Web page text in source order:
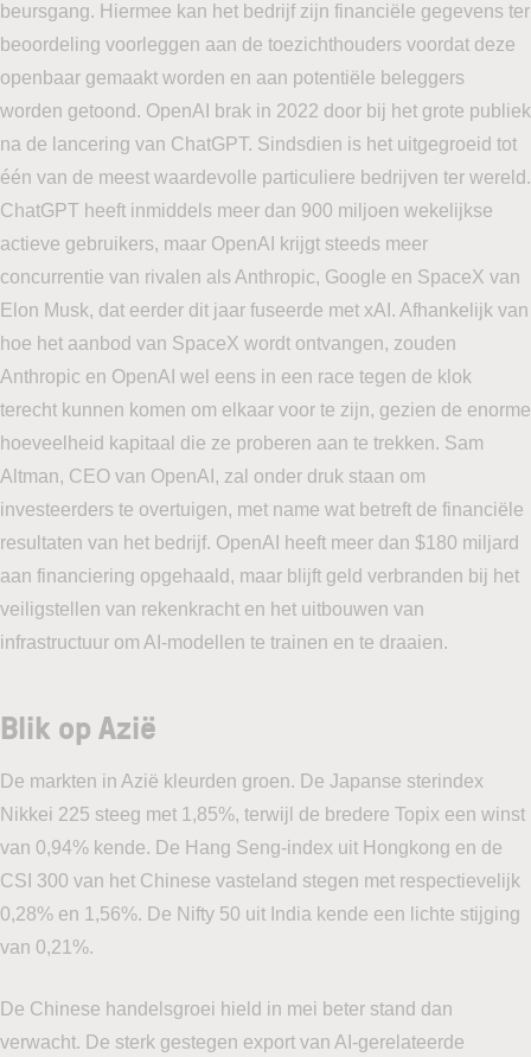
beursgang. Hiermee kan het bedrijf zijn financiële gegevens ter
beoordeling voorleggen aan de toezichthouders voordat deze
openbaar gemaakt worden en aan potentiële beleggers
worden getoond. OpenAI brak in 2022 door bij het grote publiek
na de lancering van ChatGPT. Sindsdien is het uitgegroeid tot
één van de meest waardevolle particuliere bedrijven ter wereld.
ChatGPT heeft inmiddels meer dan 900 miljoen wekelijkse
actieve gebruikers, maar OpenAI krijgt steeds meer
concurrentie van rivalen als Anthropic, Google en SpaceX van
Elon Musk, dat eerder dit jaar fuseerde met xAI. Afhankelijk van
hoe het aanbod van SpaceX wordt ontvangen, zouden
Anthropic en OpenAI wel eens in een race tegen de klok
terecht kunnen komen om elkaar voor te zijn, gezien de enorme
hoeveelheid kapitaal die ze proberen aan te trekken. Sam
Altman, CEO van OpenAI, zal onder druk staan om
investeerders te overtuigen, met name wat betreft de financiële
resultaten van het bedrijf. OpenAI heeft meer dan $180 miljard
aan financiering opgehaald, maar blijft geld verbranden bij het
veiligstellen van rekenkracht en het uitbouwen van
infrastructuur om AI-modellen te trainen en te draaien.
Blik op Azië
De markten in Azië kleurden groen. De Japanse sterindex
Nikkei 225 steeg met 1,85%, terwijl de bredere Topix een winst
van 0,94% kende. De Hang Seng-index uit Hongkong en de
CSI 300 van het Chinese vasteland stegen met respectievelijk
0,28% en 1,56%. De Nifty 50 uit India kende een lichte stijging
van 0,21%.
De Chinese handelsgroei hield in mei beter stand dan
verwacht. De sterk gestegen export van AI-gerelateerde